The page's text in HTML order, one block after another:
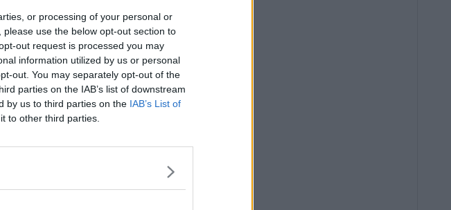
or processing of your personal or
use the below opt-out section to
out request is processed you may
information utilized by us or personal
out. You may separately opt-out of the
parties on the IAB’s list of downstream
by us to third parties on the IAB’s List of
to other third parties.